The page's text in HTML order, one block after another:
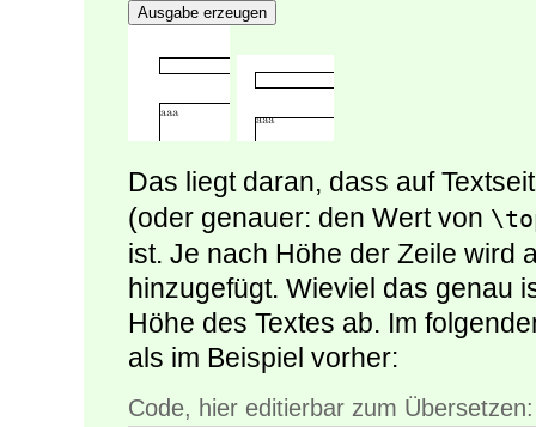
Ausgabe erzeugen
Das liegt daran, dass auf
(oder genauer: den Wert von
ist. Je nach Höhe der Zeile wird
hinzugefügt. Wieviel das genau
Höhe des Textes ab. Im
als im Beispiel vorher:
Code, hier editierbar zum Übersetzen: